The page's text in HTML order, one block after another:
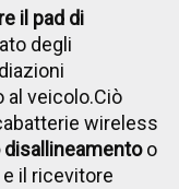
il pad di
degli
al veicolo.Ciò
wireless
disallineamentoo
il ricevitore